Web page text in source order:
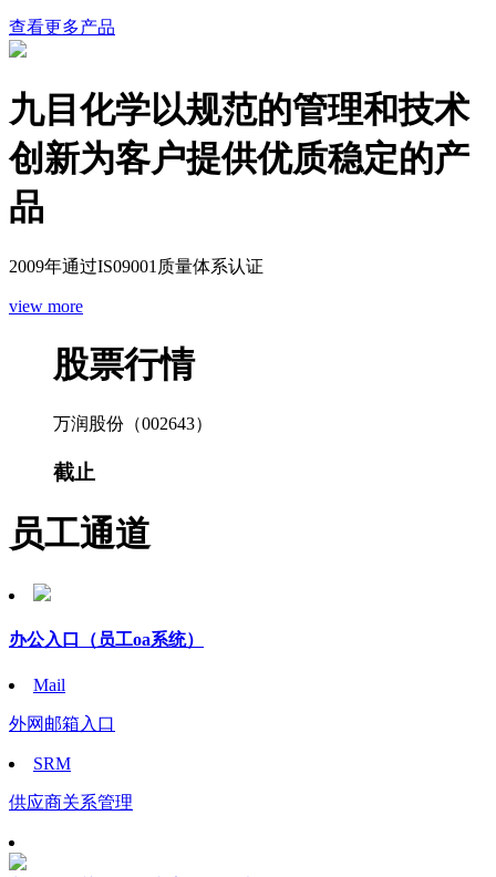
查看更多产品
九目化学以规范的管理和技术
创新为客户提供优质稳定的产
品
2009年通过IS09001质量体系认证
view more
股票行情
万润股份（002643）
截止
员工通道
办公入口 （员工oa系统）
Mail
外网邮箱入口
SRM
供应商关系管理